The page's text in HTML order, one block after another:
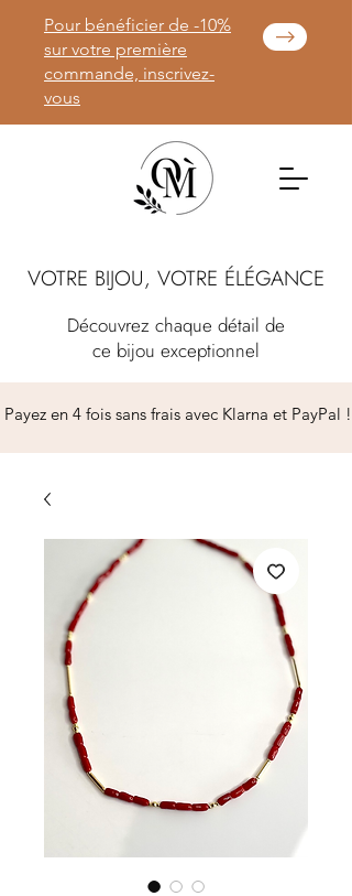
Pour bénéficier de -10%
sur votre première
commande, inscrivez-
vous
VOTRE BIJOU, VOTRE ÉLÉGANCE
Découvrez chaque détail de
ce bijou exceptionnel
Payez en 4 fois sans frais avec Klarna et PayPal !